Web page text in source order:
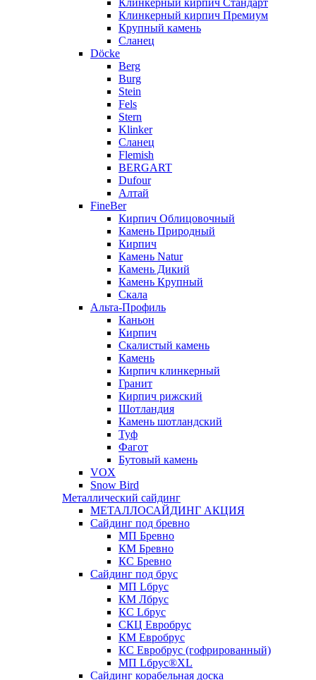
Клинкерный кирпич Стандарт
Клинкерный кирпич Премиум
Крупный камень
Сланец
Döcke
Berg
Burg
Stein
Fels
Stern
Klinker
Сланец
Flemish
BERGART
Dufour
Алтай
FineBer
Кирпич Облицовочный
Камень Природный
Кирпич
Камень Natur
Камень Дикий
Камень Крупный
Скала
Альта-Профиль
Каньон
Кирпич
Скалистый камень
Камень
Кирпич клинкерный
Гранит
Кирпич рижский
Шотландия
Камень шотландский
Туф
Фагот
Бутовый камень
VOX
Snow Bird
Металлический сайдинг
МЕТАЛЛОСАЙДИНГ АКЦИЯ
Сайдинг под бревно
МП Бревно
КМ Бревно
КС Бревно
Сайдинг под брус
МП Lбрус
КМ Лбрус
КС Lбрус
СКЦ Евробрус
КМ Евробрус
КС Евробрус (гофрированный)
МП Lбрус®XL
Сайдинг корабельная доска